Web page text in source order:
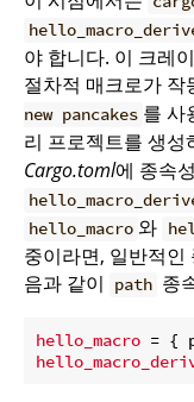
야 합니다. 이 크레
절차적 매크로가 작
new pancakes 를 사
리 프로젝트를 생성
Cargo.toml에 종속
hello_macro 와
중이라면, 일반적인
음과 같이
path 종
hello_macro = {